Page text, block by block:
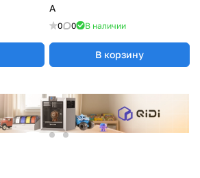
A
0 0 В наличии
В корзину